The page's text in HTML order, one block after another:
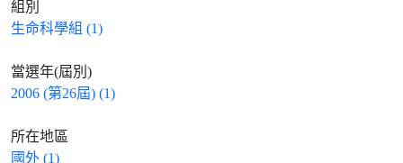
組別
生命科學組 (1)
當選年(屆別)
2006 (第26屆) (1)
所在地區
國外 (1)